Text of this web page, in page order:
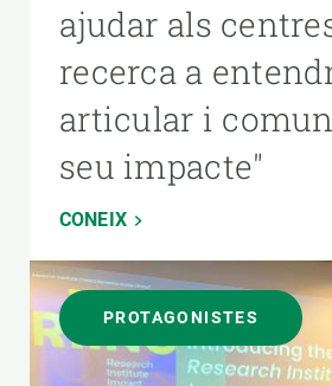
ajudar als
recerca a
articular i
seu impacte"
CONEIX
PROTAGONISTES